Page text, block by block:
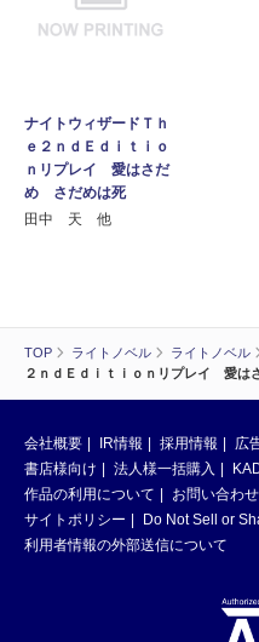
TOP ライトノベル ライトノベル
２ｎｄＥｄｉｔｉｏｎリプレイ 愛
ナイトウィザードＴｈ
ｅ２ｎｄＥｄｉｔｉｏ
ｎリプレイ 愛はさだ
め さだめは死
田中 天 他
会社概要 IR情報 採用情報 広
書店様向け
法人様一括購入
作品の利用について
お問い合わせ
サイトポリシー
Do Not Sell or
利用者情報の外部送信について